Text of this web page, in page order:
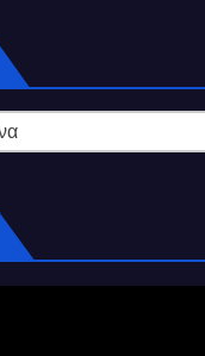
Ιστορικό